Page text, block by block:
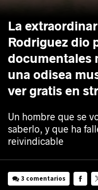
La
Rodriguez dio
documentales
una odisea
ver gratis en
Un hombre que se
saberlo, y que ha
reivindicable
3 comentarios